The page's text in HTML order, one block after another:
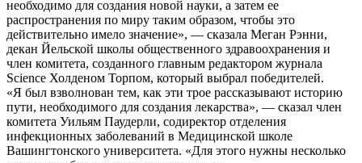
необходимо для создания новой науки, а затем ее
распространения по миру таким образом, чтобы это
действительно имело значение», — сказала Меган Рэнни,
декан Йельской школы общественного здравоохранения и
член комитета, созданного главным редактором журнала
Science Холденом Торпом, который выбрал победителей.
«Я был взволнован тем, как эти трое рассказывают историю
пути, необходимого для создания лекарства», — сказал член
комитета Уильям Паудерли, содиректор отделения
инфекционных заболеваний в Медицинской школе
Вашингтонского университета. «Для этого нужны несколько